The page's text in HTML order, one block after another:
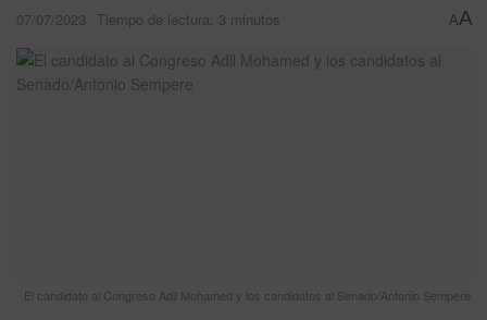
07/07/2023 Tiempo de lectura: 3 minutos AA
El candidato al Congreso Adil Mohamed y los candidatos al Senado/Antonio Sempere